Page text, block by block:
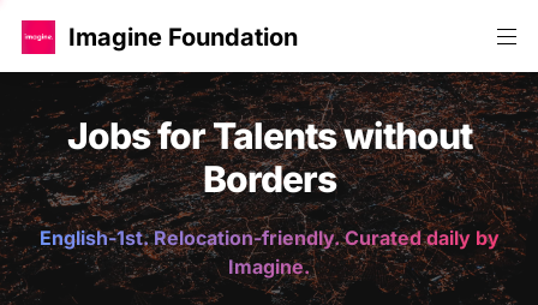
Imagine Foundation
Jobs for Talents without
Borders
English-1st. Relocation-friendly. Curated daily by
Imagine.